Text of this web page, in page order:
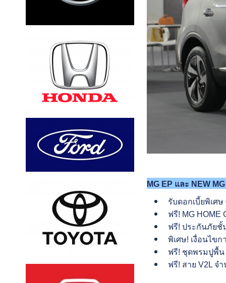
MG EP และ NEW
รับดอกเบี้ยพิเศ
ฟรี! MG
ฟรี! ประกันภัยชั้
พิเศษ! เงื่อนไข
ฟรี! ชุดพรมปูพื้น
ฟรี! สาย V2L จ